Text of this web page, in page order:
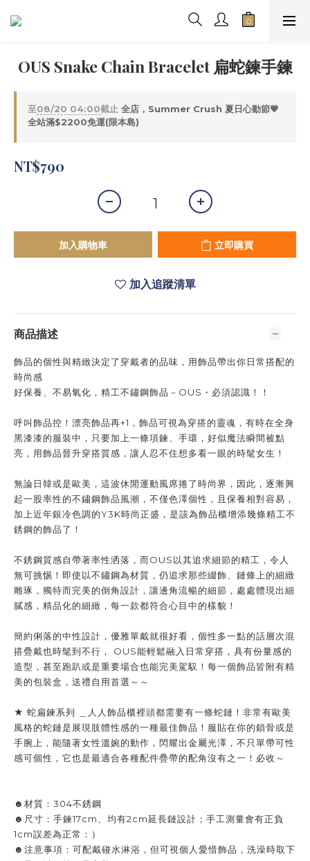
OUS Snake Chain Bracelet 扁蛇鍊手鍊
至08/20 04:00截止 全店，Summer Crush 夏日心動節💗
全站滿$2200免運(限本島)
NT$790
加入購物車 立即購買
加入追蹤清單
商品描述
飾品的個性與精緻決定了穿戴者的品味，用飾品帶出你日常搭配的
時尚感
好保養、不易氧化，精工不鏽鋼飾品－OUS・必須認識！！
呼叫飾品控！漂亮飾品再+1，飾品可視為穿搭的靈魂，有時在全身
黑漆漆的服裝中，只要加上一條項鍊、手環，好似魔法瞬間被點
亮，用飾品晉升穿搭質感，讓人忍不住想多看一眼的時髦女生！
無論日韓或是歐美，這波休閒運動風席捲了時尚界，因此，逐漸興
起一股率性的不鏽鋼飾品風潮，不僅色澤個性，且保養相對容易，
加上近年銀冷色調的Y3K時尚正盛，是該為飾品櫃增添幾條精工不
銹鋼的飾品了！
不銹鋼質感自帶著率性洒落，而OUS以其追求細節的精工，令人
無可挑惕！即使以不鏽鋼為材質，仍追求那些綴飾、鏈條上的細緻
雕琢，獨特而完美的倒角設計，讓邊角流暢的細節，處處體現出細
膩感，精品化的細緻，每一款都符合心目中的樣貌！
簡約俐落的中性設計，優雅單戴就很好看，個性多一點的話層次混
搭疊戴也時髦到不行， OUS能輕鬆融入日常穿搭，具有份量感的
造型，甚至跑趴或是重要場合也能完美駕馭！每一個飾品皆附有精
美的包裝盒，送禮自用首選～～
★ 蛇扁鍊系列 ＿人人飾品櫃裡頭都需要有一條蛇鏈！非常有歐美
風格的蛇鏈是展現肢體性感的一種最佳飾品！服貼在你的鎖骨或是
手腕上，能隨著女性溫婉的動作，閃耀出金屬光澤，不只單帶可性
感可個性，它也是最適合各種配件疊帶的配角沒有之一！必收～
☻材質：304不銹鋼
☻尺寸：手鍊17cm、均有2cm延長鏈設計；手工測量會有正負
1cm誤差為正常：）
☻注意事項：可配戴碰水淋浴，但可視個人愛惜飾品，洗澡時取下